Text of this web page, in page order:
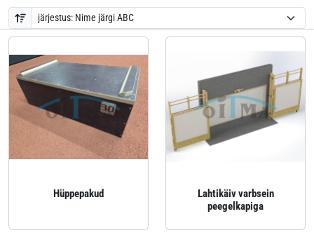
Hüppepakud
Lahtikäiv varbsein
peegelkapiga